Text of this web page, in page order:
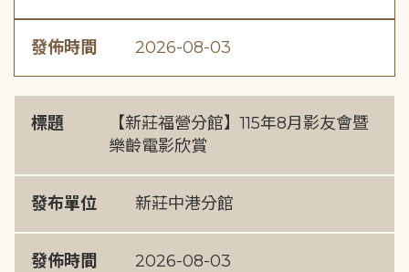
發佈時間 2026-08-03
標題
【新莊福營分館】115年8月影友會暨
樂齡電影欣賞
發布單位 新莊中港分館
發佈時間 2026-08-03